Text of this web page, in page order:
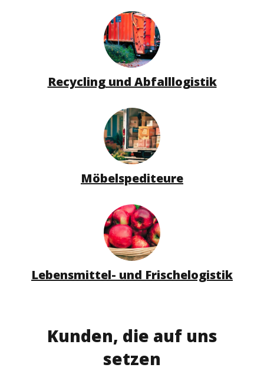
Recycling und Abfalllogistik
Möbelspediteure
Lebensmittel- und Frischelogistik
Kunden, die auf uns
setzen